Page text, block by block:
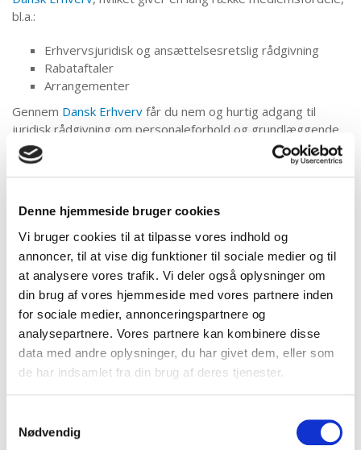
Denne hjemmeside bruger cookies
Vi bruger cookies til at tilpasse vores indhold og
annoncer, til at vise dig funktioner til sociale medier og til
at analysere vores trafik. Vi deler også oplysninger om
din brug af vores hjemmeside med vores partnere inden
for sociale medier, annonceringspartnere og
analysepartnere. Vores partnere kan kombinere disse
data med andre oplysninger, du har givet dem, eller som
de har indsamlet fra din brug af deres tjenester.
Nødvendig
bl.a.:
Erhvervsjuridisk og ansættelsesretslig rådgivning
Rabataftaler
Arrangementer
Gennem Dansk Erhverv får du nem og hurtig adgang til
juridisk rådgivning om personaleforhold og grundlæggende
erhvervsjura. Du kan også få hjælp med at holde styr på
reglerne for arbejdsmiljø, efteruddannelse og meget mere.
Eurocard, GlasXpert (autoglas), Nets, Q8, og TDC, samtidig
med der ydes rabat på carnet og certifikater.
Se alle medlemsfordelene med Dansk Erhverv
Som udgangspunkt er medlemmer af DiaLab basis-medlem
af Dansk Erhverv - med mulighed for at opgradere til et Full-
service- eller Arbejdsgiver-medlemskab.
Dansk Erhverv tilbydertre typer medlemskaber:
Medlemskaberne adskiller sig indbyrdes i forhold til de
ydelser og den rådgivning, den enkelte virksomhed får for